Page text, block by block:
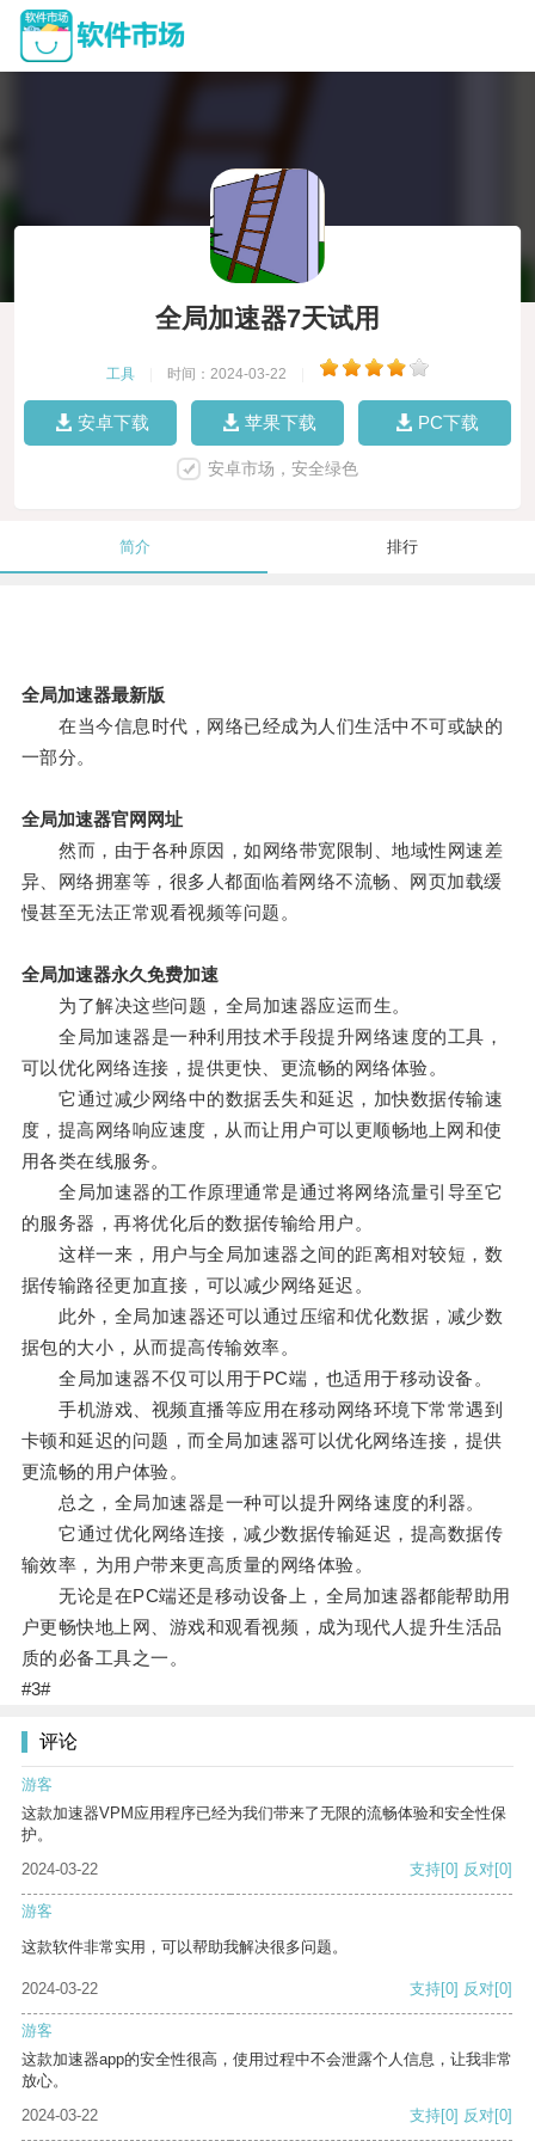
全局加速器7天试用
工具 时间：2024-03-22
安卓下载 苹果下载 PC下载
安卓市场，安全绿色
简介 排行
全局加速器最新版
在当今信息时代，网络已经成为人们生活中不可或缺的
一部分。
全局加速器官网网址
然而，由于各种原因，如网络带宽限制、地域性网速差
异、网络拥塞等，很多人都面临着网络不流畅、网页加载缓
慢甚至无法正常观看视频等问题。
全局加速器永久免费加速
为了解决这些问题，全局加速器应运而生。
全局加速器是一种利用技术手段提升网络速度的工具，
可以优化网络连接，提供更快、更流畅的网络体验。
它通过减少网络中的数据丢失和延迟，加快数据传输速
度，提高网络响应速度，从而让用户可以更顺畅地上网和使
用各类在线服务。
全局加速器的工作原理通常是通过将网络流量引导至它
的服务器，再将优化后的数据传输给用户。
这样一来，用户与全局加速器之间的距离相对较短，数
据传输路径更加直接，可以减少网络延迟。
此外，全局加速器还可以通过压缩和优化数据，减少数
据包的大小，从而提高传输效率。
全局加速器不仅可以用于PC端，也适用于移动设备。
手机游戏、视频直播等应用在移动网络环境下常常遇到
卡顿和延迟的问题，而全局加速器可以优化网络连接，提供
更流畅的用户体验。
总之，全局加速器是一种可以提升网络速度的利器。
它通过优化网络连接，减少数据传输延迟，提高数据传
输效率，为用户带来更高质量的网络体验。
无论是在PC端还是移动设备上，全局加速器都能帮助用
户更畅快地上网、游戏和观看视频，成为现代人提升生活品
质的必备工具之一。
#3#
评论
游客
这款加速器VPM应用程序已经为我们带来了无限的流畅体验和安全性保
护。
2024-03-22
支持[0] 反对[0]
游客
这款软件非常实用，可以帮助我解决很多问题。
2024-03-22 支持[0] 反对[0]
游客
这款加速器app的安全性很高，使用过程中不会泄露个人信息，让我非常
放心。
2024-03-22
支持[0] 反对[0]